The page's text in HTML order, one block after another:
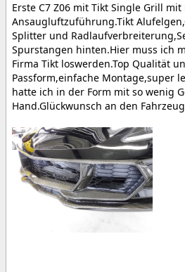
Erste C7 Z06 mit Tikt Single Grill
Ansaugluftzuführung.Tikt
Splitter und
Spurstangen hinten.Hier muss ich
Firma Tikt loswerden.Top Qualität
Passform,einfache Montage,super
hatte ich in der Form mit so wenig
Hand.Glückwunsch an den